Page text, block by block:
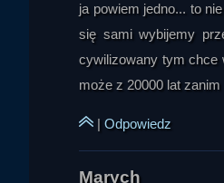
ja powiem jedno... to
się sami wybijemy
cywilizowany tym chce
może z 20000 lat
| Odpowiedz
greg